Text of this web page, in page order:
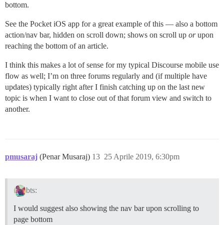
bottom.
See the Pocket iOS app for a great example of this — also a bottom
action/nav bar, hidden on scroll down; shows on scroll up orupon
reaching the bottom of an article.
I think this makes a lot of sense for my typical Discourse mobile use
flow as well; I’m on three forums regularly and (if multiple have
updates) typically right after I finish catching up on the last new
topic is when I want to close out of that forum view and switch to
another.
pmusaraj (Penar Musaraj) 25 Aprile 2019, 6:30pm
13
bts:
I would suggest also showing the nav bar upon scrolling to
page bottom